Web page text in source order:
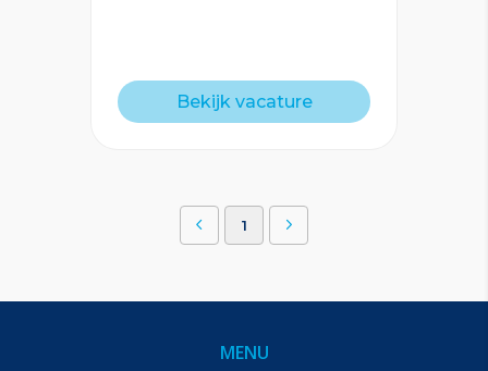
Bekijk vacature
1
MENU